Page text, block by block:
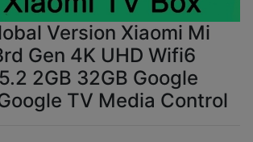
Version Xiaomi Mi
Gen 4K UHD Wifi6
2GB 32GB Google
TV Media Control